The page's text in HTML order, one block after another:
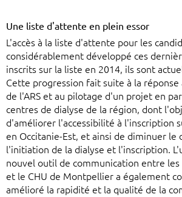
Une liste d'attente en plein essor
L'accès à la liste d'attente pour les
considérablement développé ces
inscrits sur la liste en 2014, ils sont
Cette progression fait suite à la
de l'ARS et au pilotage d'un projet en
centres de dialyse de la région, dont
d'améliorer l'accessibilité à l'inscription
en Occitanie-Est, et ainsi de diminuer le
l'initiation de la dialyse et l'inscription.
nouvel outil de communication entre les
et le CHU de Montpellier a également
amélioré la rapidité et la qualité de la